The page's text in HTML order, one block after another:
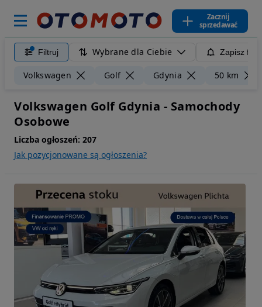
Zacznij
sprzedawać
Filtruj Wybrane dla Ciebie Zapisz
Volkswagen Golf Gdynia 50 km
Volkswagen Golf Gdynia - Samochody
Osobowe
Liczba ogłoszeń: 207
Jak pozycjonowane są ogłoszenia?